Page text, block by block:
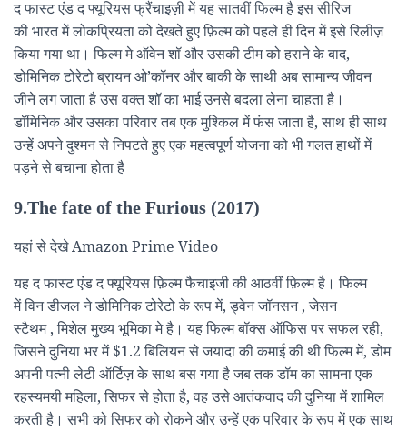
द फास्ट एंड द फ्यूरियस फ्रैंचाइज़ी में यह सातवीं फिल्म है इस सीरिज
की भारत में लोकप्रियता को देखते हुए फ़िल्म को पहले ही दिन में इसे रिलीज़
किया गया था। फिल्म मे ऑवेन शॉ और उसकी टीम को हराने के बाद,
डोमिनिक टोरेटो ब्रायन ओ’कॉनर और बाकी के साथी अब सामान्य जीवन
जीने लग जाता है उस वक्त शॉ का भाई उनसे बदला लेना चाहता है।
डॉमिनिक और उसका परिवार तब एक मुश्किल में फंस जाता है, साथ ही साथ
उन्हें अपने दुश्मन से निपटते हुए एक महत्वपूर्ण योजना को भी गलत हाथों में
पड़ने से बचाना होता है
9.The fate of the Furious (2017)
यहां से देखे Amazon Prime Video
यह द फास्ट एंड द फ्यूरियस फ़िल्म फैचाइजी की आठवीं फ़िल्म है। फिल्म
में विन डीजल ने डोमिनिक टोरेटो के रूप में, ड्वेन जॉनसन , जेसन
स्टैथम , मिशेल मुख्य भूमिका मे है। यह फिल्म बॉक्स ऑफिस पर सफल रही,
जिसने दुनिया भर में $1.2 बिलियन से जयादा की कमाई की थी फिल्म में, डोम
अपनी पत्नी लेटी ऑर्टिज़ के साथ बस गया है जब तक डॉम का सामना एक
रहस्यमयी महिला, सिफर से होता है, वह उसे आतंकवाद की दुनिया में शामिल
करती है। सभी को सिफर को रोकने और उन्हें एक परिवार के रूप में एक साथ